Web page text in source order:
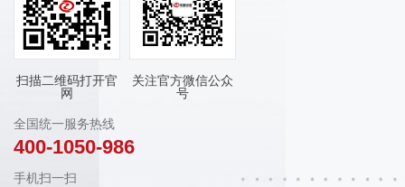
扫描二维码打开官
网
关注官方微信公众
号
全国统一服务热线
400-1050-986
手机扫一扫